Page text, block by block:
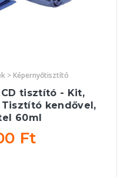
> Képernyőtisztító
tisztító - Kit,
kendővel,
60ml
Ft